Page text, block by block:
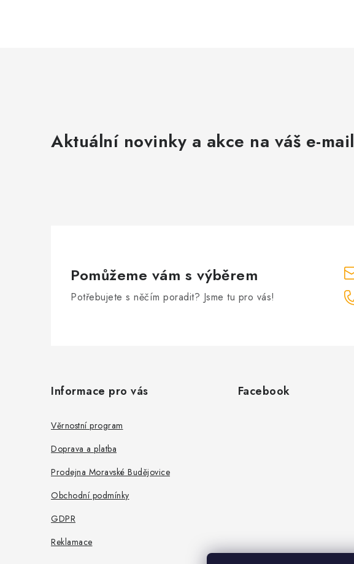
Aktuální novinky a akce na váš e-mail
Pomůžeme vám s výběrem
Potřebujete s něčím poradit? Jsme tu pro vás!
Informace pro vás
Věrnostní program
Doprava a platba
Prodejna Moravské Budějovice
Obchodní podmínky
GDPR
Reklamace
Facebook